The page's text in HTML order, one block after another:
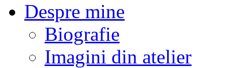
Despre mine
Biografie
Imagini din atelier